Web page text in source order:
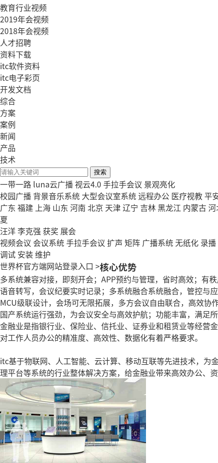
教育行业视频
2019年会视频
2018年会视频
人才招聘
资料下载
itc软件资料
itc电子彩页
开发文档
综合
方案
案例
新闻
产品
技术
搜索
一带一路 luna云广播 视云4.0 手拉手会议 景观亮化
校园广播 背景音乐系统 大型会议室系统远程办公 医疗视教平
广东 福建 上海 山东 河南 北京 天津辽宁 吉林黑龙江 内蒙古
夏
汪洋李克强 获奖 展会
视频会议 会议系统手拉手会议 扩声 矩阵 广播系统无纸化 录播
调试 安装维护
世界杯官方端网站登录入口 >核心优势
多系统兼容对接，即刻开会；APP预约与管理，省时高效；有
语音转写，会议纪要实时记录；多系统融合系统融合，管控与
MCU级联设计，会场可无限拓展，多方会议自由联合，高效
国产系统运行强劲，为会议安全与高效护航；功能丰富，满足
金融业是指银行业、保险业、信托业、证券业和租赁业等经营
对工作人员办公的精准度、高效性、数据化有着严格要求。
itc基于物联网、人工智能、云计算、移动互联等先进技术，为
理平台等系统的行业整体解决方案，给金融业带来高效办公、